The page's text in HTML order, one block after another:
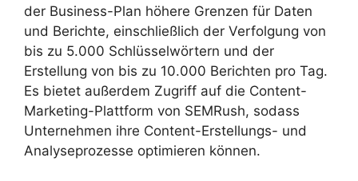
der Business-Plan höhere Grenzen für Daten
und Berichte, einschließlich der Verfolgung von
bis zu 5.000 Schlüsselwörtern und der
Erstellung von bis zu 10.000 Berichten pro Tag.
Es bietet außerdem Zugriff auf die Content-
Marketing-Plattform von SEMRush, sodass
Unternehmen ihre Content-Erstellungs- und
Analyseprozesse optimieren können.